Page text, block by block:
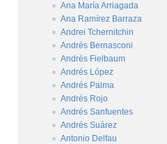
Ana María Arriagada
Ana Ramírez Barraza
Andrei Tchernitchin
Andrés Bernasconi
Andrés Fielbaum
Andrés López
Andrés Palma
Andrés Rojo
Andrés Sanfuentes
Andrés Suárez
Antonio Delfau